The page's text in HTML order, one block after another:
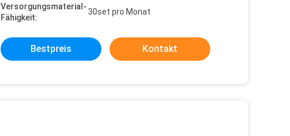
Versorgungsmaterial-
Fähigkeit:
30set pro Monat
Bestpreis Kontakt